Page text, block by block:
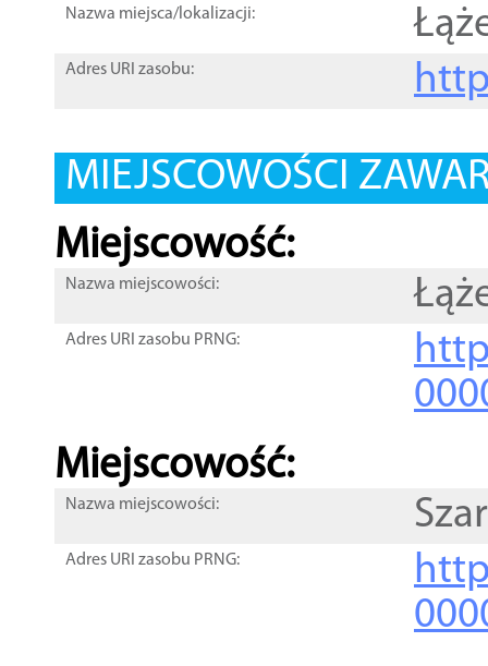
Nazwa miejsca/lokalizacji:
Adres URI zasobu:
MIEJSCOWOŚCI
Miejscowość:
Nazwa miejscowości:
Adres URI zasobu PRNG:
Miejscowość:
Nazwa miejscowości:
Adres URI zasobu PRNG: